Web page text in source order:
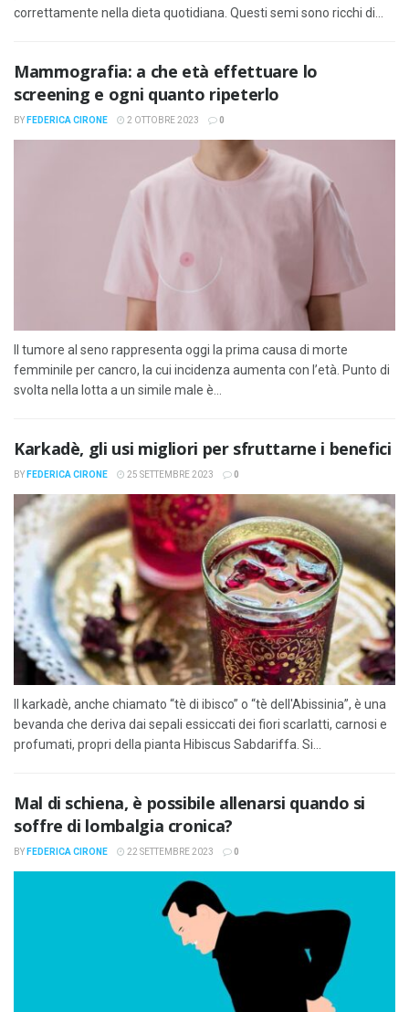
correttamente nella dieta quotidiana. Questi semi sono ricchi di...
Mammografia: a che età effettuare lo
screening e ogni quanto ripeterlo
BY FEDERICA CIRONE 2 OTTOBRE 2023 0
Il tumore al seno rappresenta oggi la prima causa di morte
femminile per cancro, la cui incidenza aumenta con l’età. Punto di
svolta nella lotta a un simile male è...
Karkadè, gli usi migliori per sfruttarne i benefici
BY FEDERICA CIRONE 25 SETTEMBRE 2023 0
Il karkadè, anche chiamato “tè di ibisco” o “tè dell'Abissinia”, è una
bevanda che deriva dai sepali essiccati dei fiori scarlatti, carnosi e
profumati, propri della pianta Hibiscus Sabdariffa. Si...
Mal di schiena, è possibile allenarsi quando si
soffre di lombalgia cronica?
BY FEDERICA CIRONE 22 SETTEMBRE 2023 0